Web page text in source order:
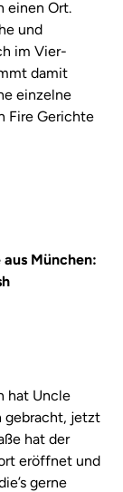
einen Ort.
und
im Vier-
damit
einzelne
Fire Gerichte
München:
hat Uncle
gebracht, jetzt
hat der
eröffnet und
gerne